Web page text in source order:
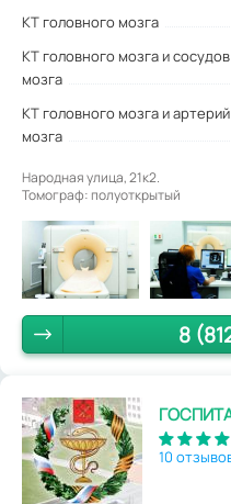
КТ головного мозга
КТ головного мозга и
мозга
КТ головного мозга и
мозга
Народная улица, 21к2.
Томограф: полуоткрытый
8
10